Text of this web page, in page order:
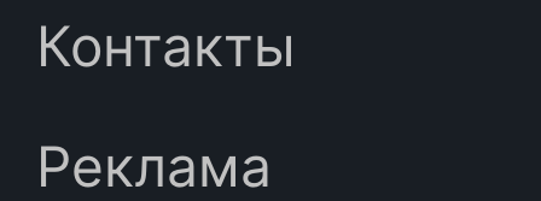
Контакты
Реклама